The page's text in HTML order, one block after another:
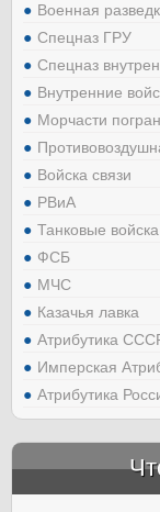
Военная
Спецназ ГРУ
Спецназ
Внутренние
Морчасти
Войска связи
РВиА
Танковые войска
ФСБ
МЧС
Казачья лавка
Атрибутика
Имперская
Атрибутика